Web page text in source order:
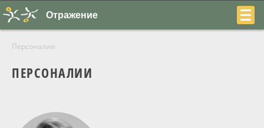
Отражение
Персоналии
ПЕРСОНАЛИИ